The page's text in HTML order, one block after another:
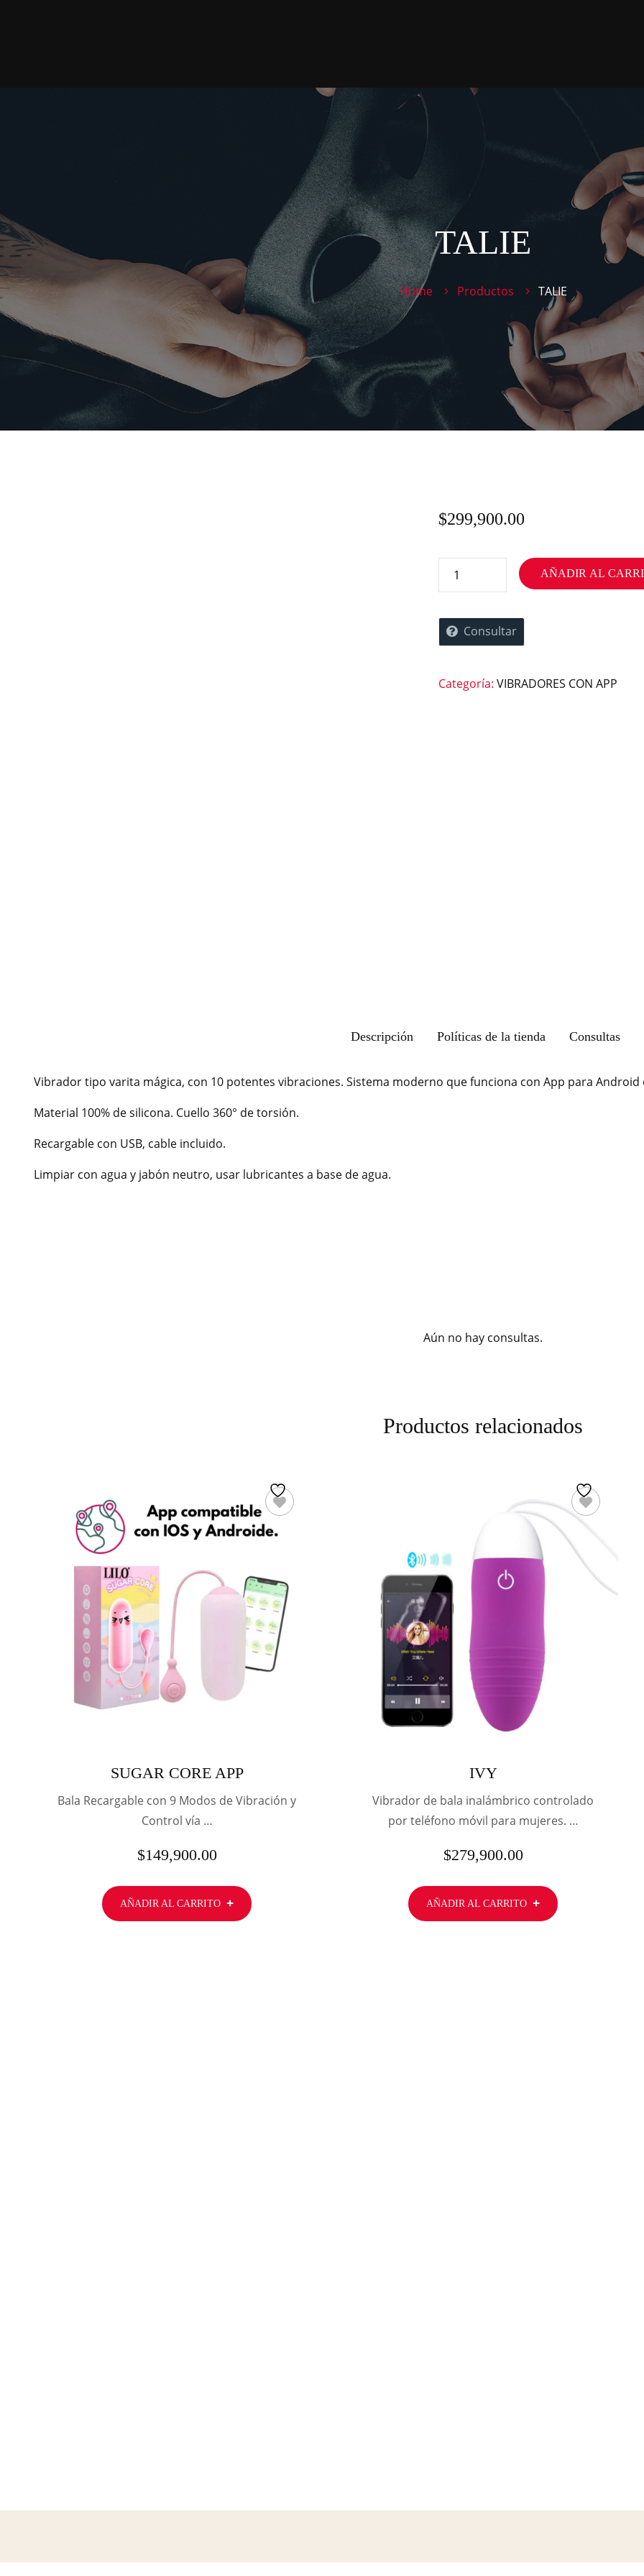
TALIE
Home Productos TALIE
$299,900.00
AÑADIR AL
Consultar
Categoría: VIBRADORES CON APP
Descripción Políticas de la tienda Consultas
Vibrador tipo varita mágica, con 10 potentes vibraciones. Sistema moderno que funciona con App para Android
Material 100% de silicona. Cuello 360° de torsión.
Recargable con USB, cable incluido.
Limpiar con agua y jabón neutro, usar lubricantes a base de agua.
Aún no hay consultas.
Productos relacionados
SUGAR CORE APP
Bala Recargable con 9 Modos de Vibración y
Control vía …
$149,900.00
AÑADIR AL CARRITO
IVY
Vibrador de bala inalámbrico controlado
por teléfono móvil para mujeres. …
$279,900.00
AÑADIR AL CARRITO